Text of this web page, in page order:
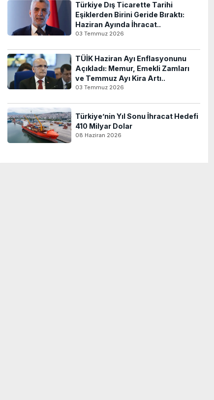
Türkiye Dış Ticarette Tarihi
Eşiklerden Birini Geride Bıraktı:
Haziran Ayında İhracat..
03 Temmuz 2026
TÜİK Haziran Ayı Enflasyonunu
Açıkladı: Memur, Emekli Zamları
ve Temmuz Ayı Kira Artı..
03 Temmuz 2026
Türkiye’nin Yıl Sonu İhracat Hedefi
410 Milyar Dolar
08 Haziran 2026